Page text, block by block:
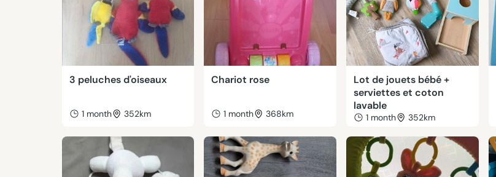
3 peluches d'oiseaux
1 month 352km
Chariot rose
1 month 368km
Lot de jouets bébé +
serviettes et coton
lavable
1 month 352km